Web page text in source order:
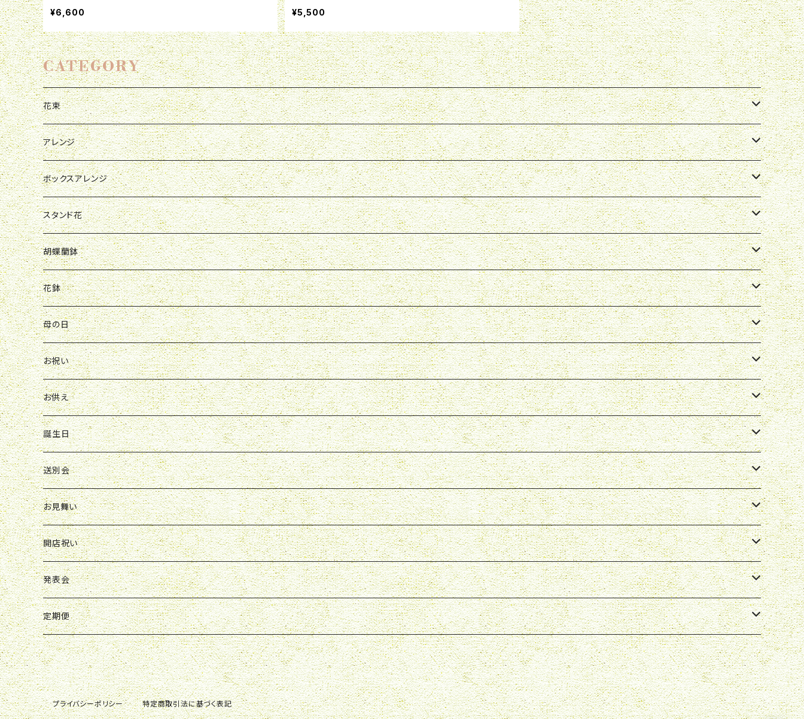
¥6,600
¥5,500
CATEGORY
花束
母の日
お祝い
誕生日
お見舞い
送別会
お供え
仏壇花
定期便
アレンジ
母の日
R&P
Y&O
W&G
お祝い
W&G
R&P
Y&O
誕生日
お見舞い
送別会
開店祝い
お供え
ボックスアレンジ
母の日
R&P
Y&O
W&G
ソープフラワー
お祝い
誕生日
お見舞い
送別会
スタンド花
開店祝い
お誕生日
お祝い
発表会
胡蝶蘭鉢
開店祝い
お祝い
花鉢
クレマチス
紫
母の日
花束
アレンジ
ボックスアレンジ
お祝い
花束
アレンジ
ボックスアレンジ
胡蝶蘭鉢
スタンド花
お供え
花束
アレンジ
誕生日
花束
アレンジ
ボックスアレンジ
スタンド花
送別会
花束
アレンジ
ボックスアレンジ
お見舞い
花束
アレンジ
ボックスアレンジ
開店祝い
アレンジ
スタンド花
観葉植物
胡蝶蘭鉢
発表会
アレンジ
花束
スタンド花
定期便
花束
プライバシーポリシー 特定商取引法に基づく表記